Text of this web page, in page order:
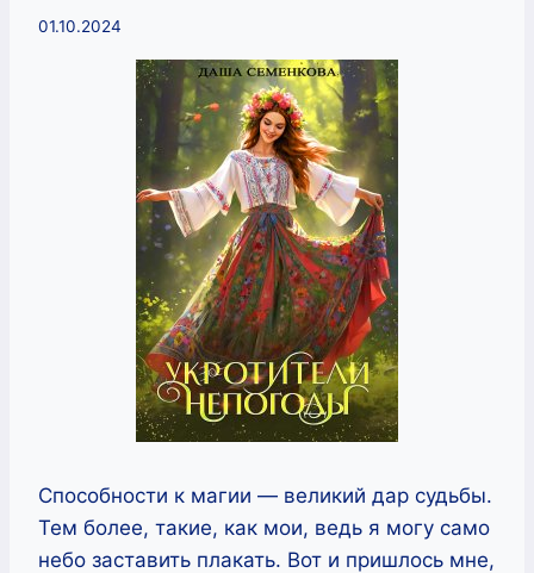
01.10.2024
Способности к магии — великий дар судьбы.
Тем более, такие, как мои, ведь я могу само
небо заставить плакать. Вот и пришлось мне,